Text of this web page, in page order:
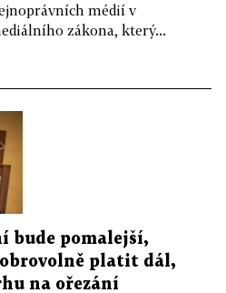
médií v
zákona, který...
bude pomalejší,
platit dál,
na ořezání